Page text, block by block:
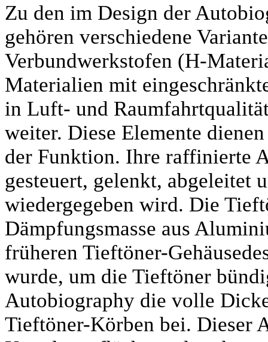
Zu den im Design der
gehören verschiedene
Verbundwerkstofen (H-
Materialien mit
in Luft- und
weiter. Diese Elemente
der Funktion. Ihre raffinierte
gesteuert, gelenkt, abgeleitet
wiedergegeben wird. Die
Dämpfungsmasse aus
früheren Tieftöner-
wurde, um die Tieftöner
Autobiography die volle
Tieftöner-Körben bei. Dieser